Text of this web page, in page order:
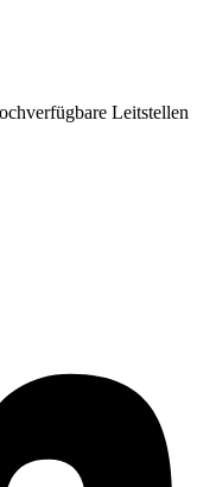
Leitstellen